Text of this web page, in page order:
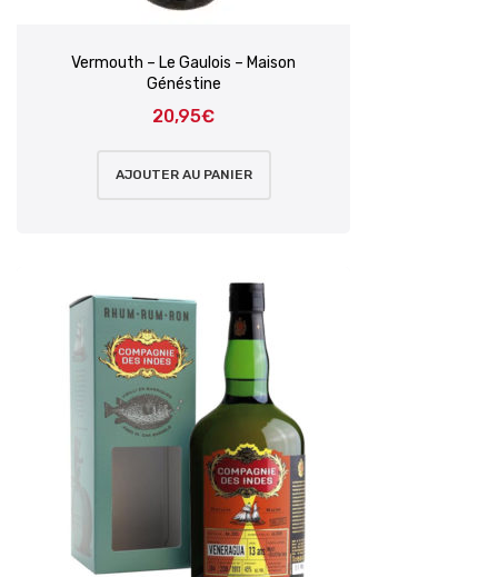
Vermouth – Le Gaulois – Maison
Généstine
20,95€
AJOUTER AU PANIER